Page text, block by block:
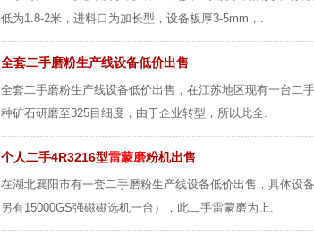
低为1.8-2米，进料口为加长型，设备板厚3-5mm，.
全套二手磨粉生产线设备低价出售
全套二手磨粉生产线设备低价出售，在江苏地区现有一台二
种矿石研磨至325目细度，由于企业转型，所以此全.
个人二手4R3216型雷蒙磨粉机出售
在湖北襄阳市有一套二手磨粉生产线设备低价出售，具体设
另有15000GS强磁磁选机一台），此二手雷蒙磨为上.